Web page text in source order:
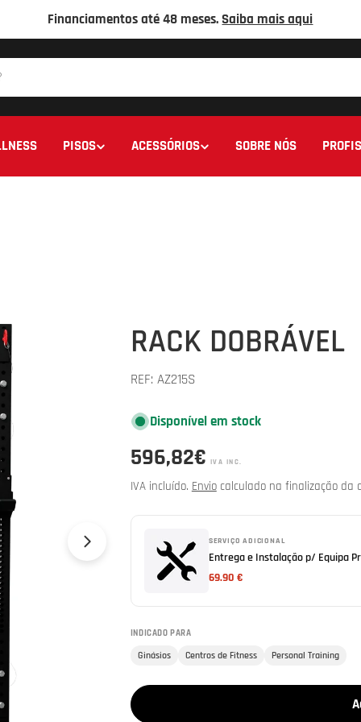
Financiamentos até 48 meses.Saiba mais aqui
PISOS ACESSÓRIOS SOBRE NÓS
Abrir media 1 em modal
RACK DOBRÁVEL
REF: AZ215S
Disponível em stock
Preço
normal
596,82€ IVA INC.
IVA incluído. Enviocalculado na finalização da
SERVIÇO ADICIONAL
Entrega e Instalação p/ Equipa
69.90 €
INDICADO PARA
Ginásios Centros de Fitness Personal Training